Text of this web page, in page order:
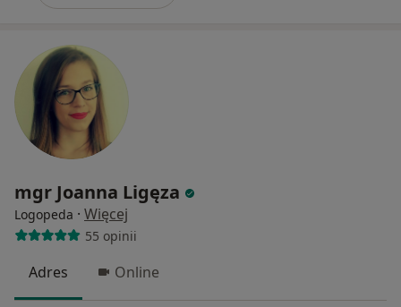
mgr Joanna Ligęza
Logopeda · Więcej
55 opinii
Adres Online